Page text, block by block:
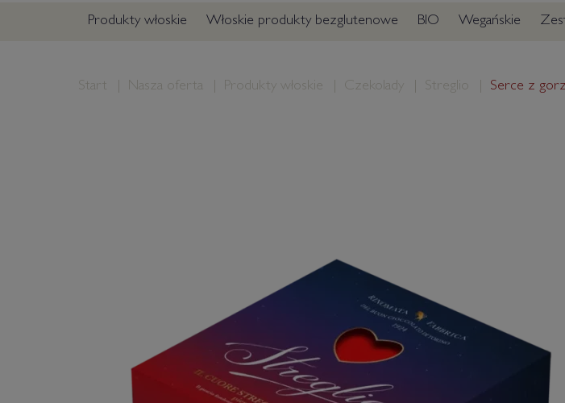
Produkty włoskie Włoskie produkty bezglutenowe BIO Wegańskie
Start Nasza oferta Produkty włoskie Czekolady Streglio Serce z